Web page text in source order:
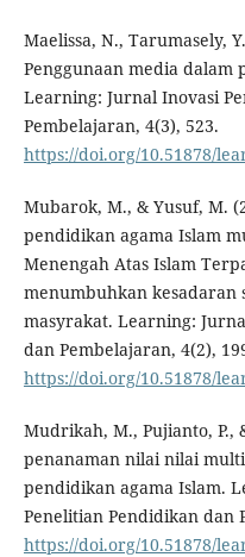
Maelissa, N., Tarumasely,
Penggunaan media dalam
Learning: Jurnal Inovasi
Pembelajaran, 4(3), 523.
https://doi.org/10.51878/
Mubarok, M., & Yusuf, M.
pendidikan agama Islam
Menengah Atas Islam
menumbuhkan kesadaran
masyrakat. Learning:
dan Pembelajaran, 4(2),
https://doi.org/10.51878/
Mudrikah, M., Pujianto, P.,
penanaman nilai nilai
pendidikan agama Islam.
Penelitian Pendidikan dan
https://doi.org/10.51878/